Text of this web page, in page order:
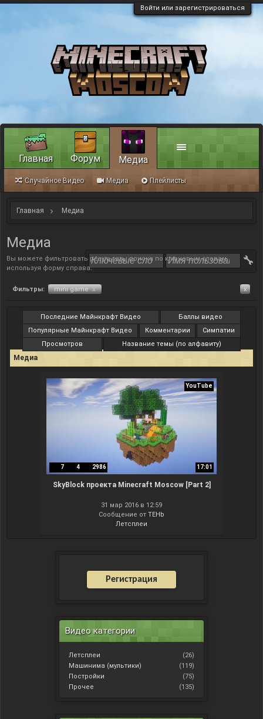
Войти или зарегистрироваться
Главная Медиа
Медиа
Вы можете фильтровать результаты поиска по ключевым словам,
используя форму справа.
Фильтры: mini game x x
Последние Майнкрафт Видео
Баллы видео
Популярные Майнкрафт Видео
Комментарии
Симпатии
Просмотров
Название темы (по алфавиту)
Медиа
YouTube
7 4 2986 17:01
SkyBlock проекта Minecraft Moscow [Part 2]
31 мар 2016 в 12:59
Сообщение от TEHb
Летсплеи
Регистрация
Видео категории
Летсплеи
(26)
Машинима (мультики)
(119)
Постройки
(75)
Прочее
(135)
Главная Форум Медиа
Случайное Видео Медиа Плейлисты